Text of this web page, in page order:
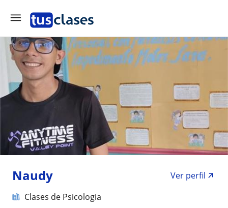
Naudy
Ver perfil
Clases de Psicologia